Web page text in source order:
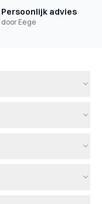
Persoonlijk advies
door Eege